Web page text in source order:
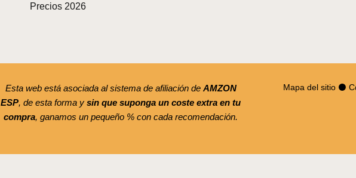
Precios 2026
Esta web está asociada al sistema de afiliación de AMZON
ESP, de esta forma y sin que suponga un coste extra en tu
compra, ganamos un pequeño % con cada recomendación.
Mapa del sitio ⚫